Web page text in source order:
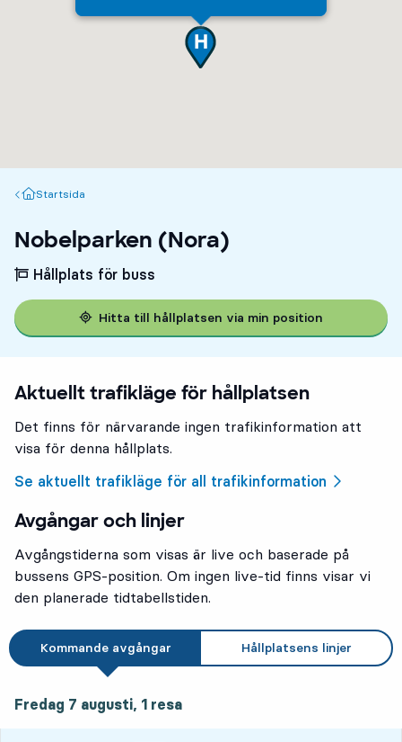
Startsida
Startsida
Nobelparken (Nora)
Hållplats för buss
Hitta till hållplatsen via min position
Aktuellt trafikläge för hållplatsen
Det finns för närvarande ingen trafikinformation att
visa för denna hållplats.
Se aktuellt trafikläge för all trafikinformation
Avgångar och linjer
Avgångstiderna som visas är live och baserade på
bussens GPS-position. Om ingen live-tid finns visar vi
den planerade tidtabellstiden.
Kommande avgångar Hållplatsens linjer
Fredag 7 augusti, 1 resa